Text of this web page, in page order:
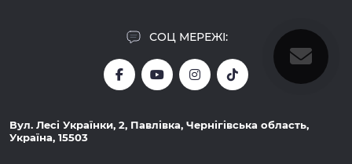
СОЦ МЕРЕЖІ:
Вул. Лесі Українки, 2, Павлівка, Чернігівська область,
Україна, 15503